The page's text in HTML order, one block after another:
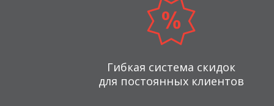
Гибкая система скидок
для постоянных клиентов